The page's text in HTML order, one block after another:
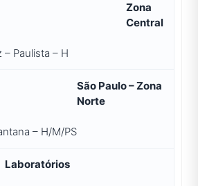
Zona
Central
Paulista – H
São Paulo – Zona
Norte
– H/M/PS
Laboratórios